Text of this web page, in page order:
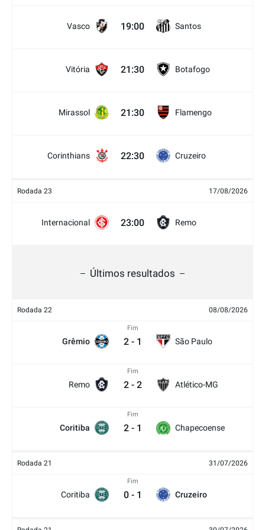
Vasco 19:00 Santos
Vitória 21:30 Botafogo
Mirassol 21:30 Flamengo
Corinthians 22:30 Cruzeiro
Rodada 23 17/08/2026
Internacional 23:00 Remo
Últimos resultados
Rodada 22 08/08/2026
Grêmio
Fim
2 - 1 São Paulo
Remo
Fim
2 - 2 Atlético-MG
Coritiba
Fim
2 - 1 Chapecoense
Rodada 21 31/07/2026
Coritiba
Fim
0 - 1 Cruzeiro